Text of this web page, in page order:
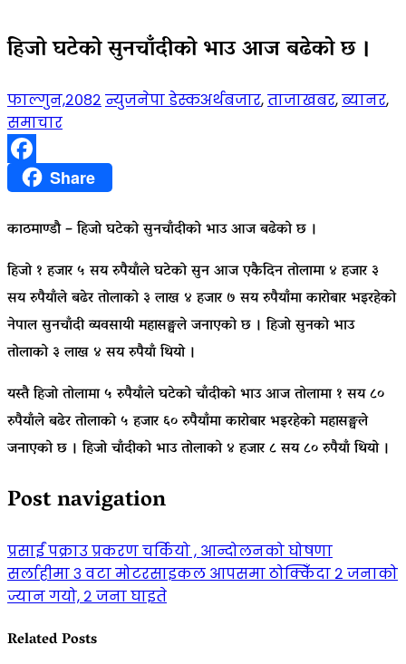
हिजो घटेको सुनचाँदीको भाउ आज बढेको छ ।
फाल्गुन,२०८२ न्युजनेपा डेस्कअर्थबजार,ताजाखबर,ब्यानर,
समाचार
FacebookShare
काठमाण्डौ – हिजो घटेको सुनचाँदीको भाउ आज बढेको छ ।
हिजो १ हजार ५ सय रुपैयाँले घटेको सुन आज एकैदिन तोलामा ४ हजार ३
सय रुपैयाँले बढेर तोलाको ३ लाख ४ हजार ७ सय रुपैयाँमा कारोबार भइरहेको
नेपाल सुनचाँदी व्यवसायी महासङ्घले जनाएको छ । हिजो सुनको भाउ
तोलाको ३ लाख ४ सय रुपैयाँ थियो ।
यस्तै हिजो तोलामा ५ रुपैयाँले घटेको चाँदीको भाउ आज तोलामा १ सय ८०
रुपैयाँले बढेर तोलाको ५ हजार ६० रुपैयाँमा कारोबार भइरहेको महासङ्घले
जनाएको छ । हिजो चाँदीको भाउ तोलाको ४ हजार ८ सय ८० रुपैयाँ थियो ।
Post navigation
प्रसाईं पक्राउ प्रकरण चर्कियो , आन्दोलनको घोषणा
सर्लाहीमा ३ वटा मोटरसाइकल आपसमा ठोक्किँदा २ जनाको
ज्यान गयो, २ जना घाइते
Related Posts